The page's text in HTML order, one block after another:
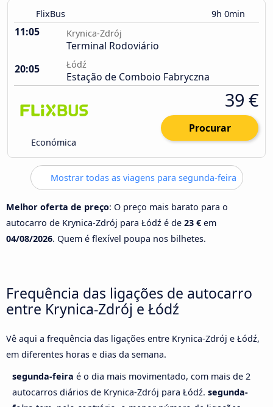
FlixBus 9h 0min
11:05 Krynica-Zdrój
Terminal Rodoviário
20:05
Łódź
Estação de Comboio Fabryczna
Económica
39 €
Procurar
Mostrar todas as viagens para segunda-feira
Melhor oferta de preço: O preço mais barato para o
autocarro de Krynica-Zdrój para Łódź é de 23 € em
04/08/2026. Quem é flexível poupa nos bilhetes.
Frequência das ligações de autocarro
entre Krynica-Zdrój e Łódź
Vê aqui a frequência das ligações entre Krynica-Zdrój e Łódź,
em diferentes horas e dias da semana.
segunda-feira é o dia mais movimentado, com mais de 2
autocarros diários de Krynica-Zdrój para Łódź. segunda-